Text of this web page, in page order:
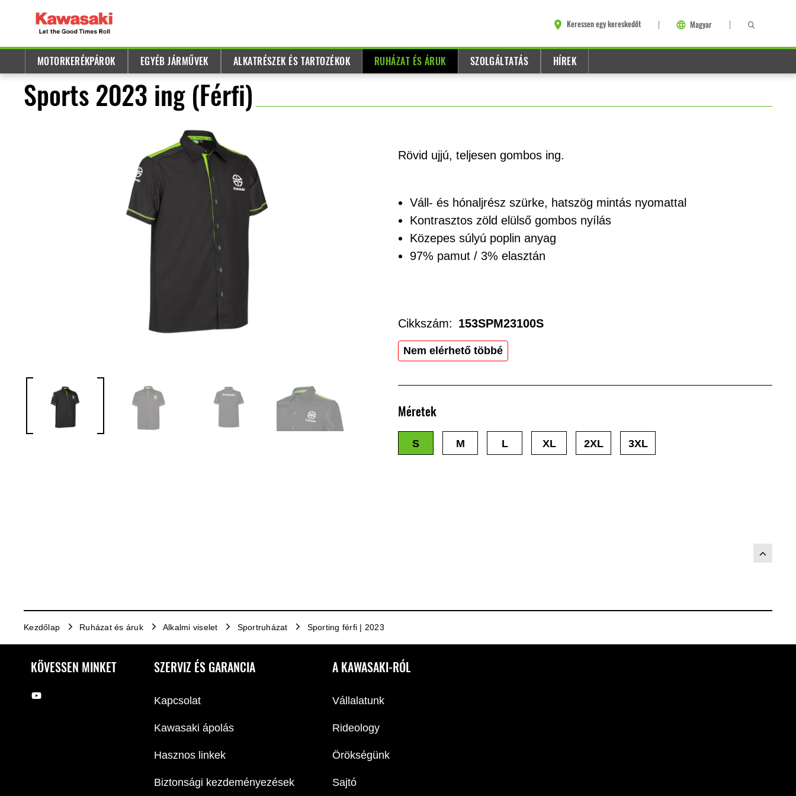
Keressen egy kereskedőt Magyar
MOTORKERÉKPÁROK EGYÉB JÁRMŰVEK ALKATRÉSZEK ÉS TARTOZÉKOK RUHÁZAT ÉS ÁRUK SZOLGÁLTATÁS HÍREK
Sports 2023 ing (Férfi)
Rövid ujjú, teljesen gombos ing.
Váll- és hónaljrész szürke, hatszög mintás nyomattal
Kontrasztos zöld elülső gombos nyílás
Közepes súlyú poplin anyag
97% pamut / 3% elasztán
Nem elérhető többé
Méretek
S M L XL 2XL 3XL
Cikkszám: 153SPM23100S
Kezdőlap Ruházat és áruk Alkalmi viselet Sportruházat Sporting férfi | 2023
KÖVESSEN MINKET SZERVIZ ÉS GARANCIA
Kapcsolat
Kawasaki ápolás
Hasznos linkek
Biztonsági kezdeményezések
A KAWASAKI-RÓL
Vállalatunk
Rideology
Örökségünk
Sajtó